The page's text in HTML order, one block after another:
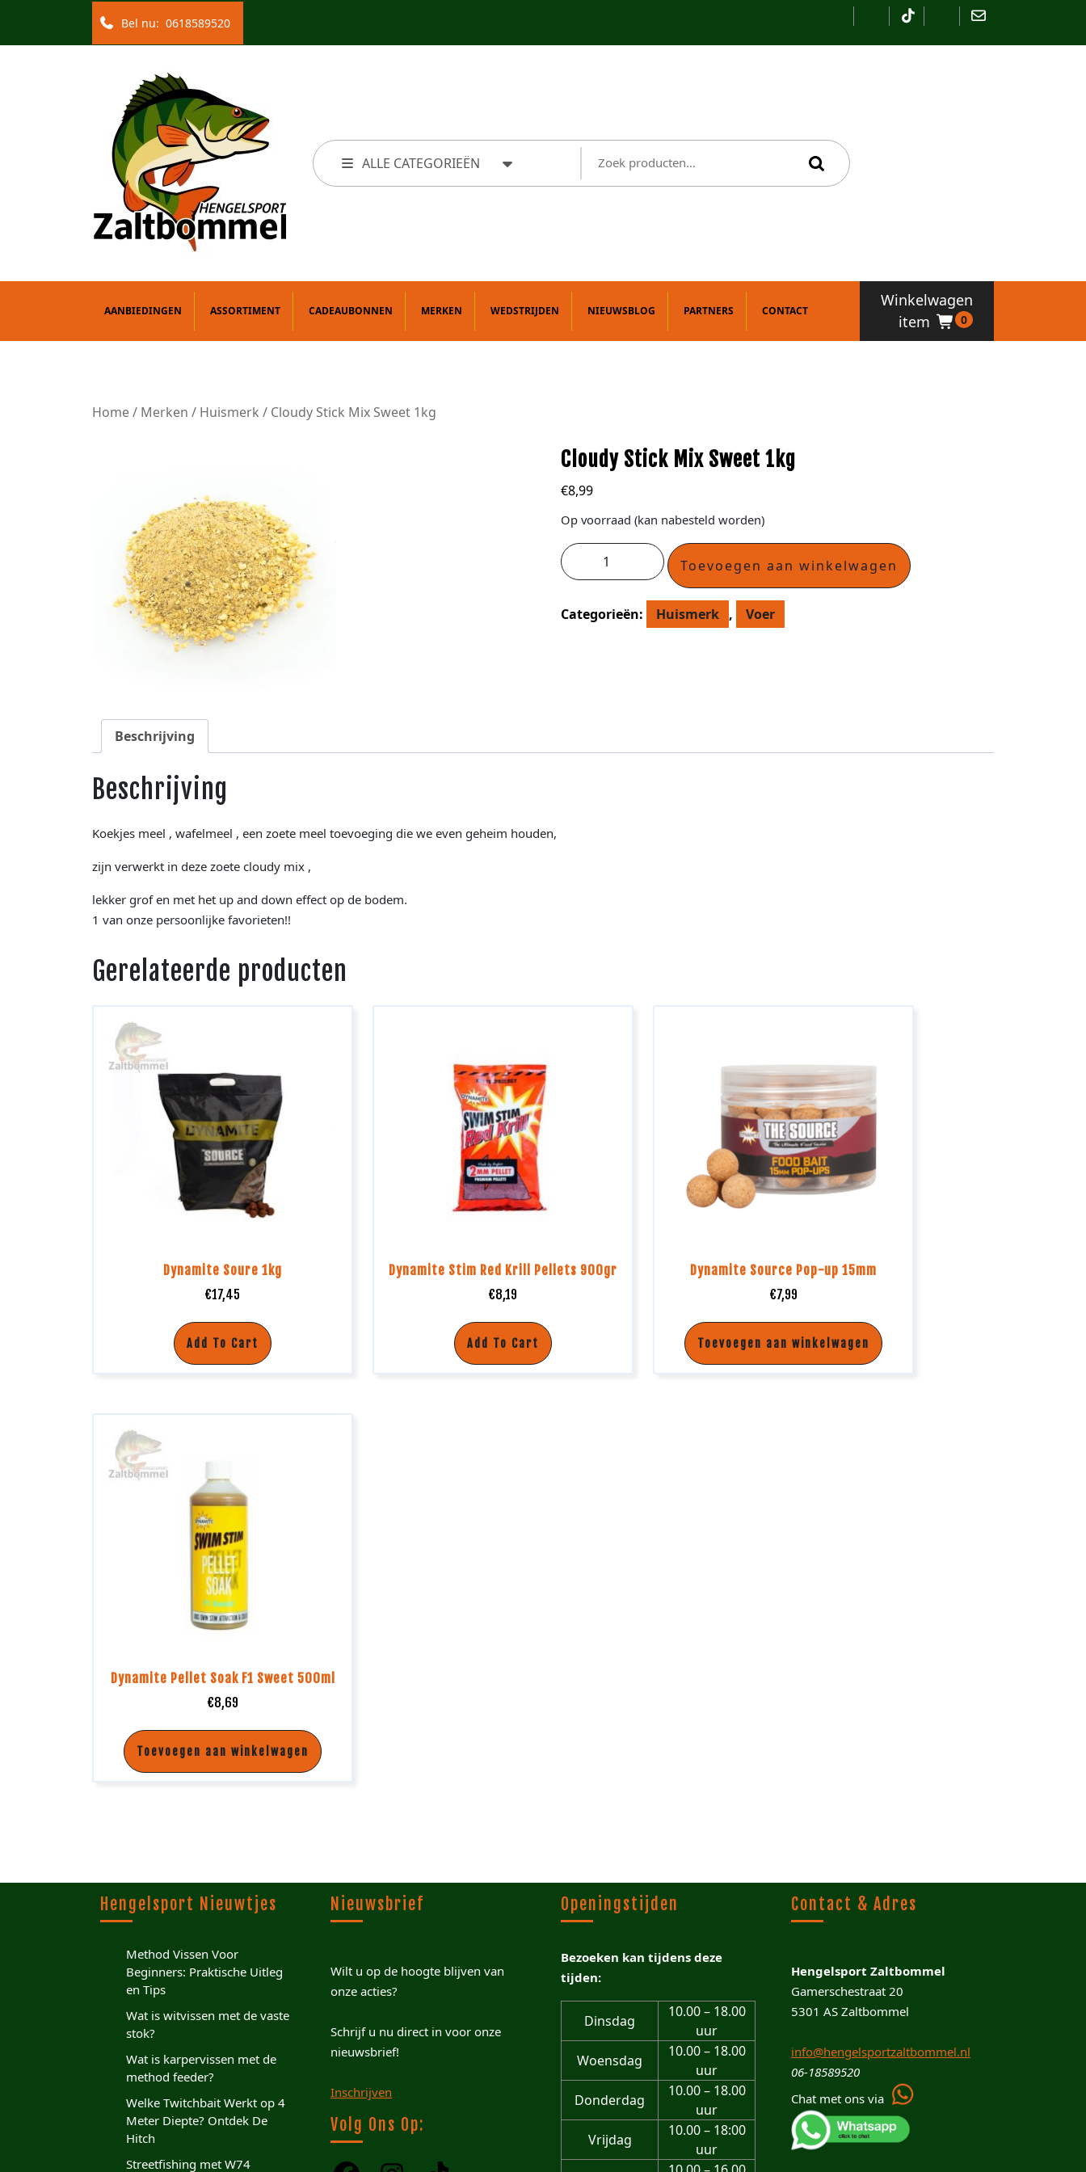
Bel nu: 0618589520
ALLE CATEGORIEËN
AANBIEDINGEN ASSORTIMENT CADEAUBONNEN MERKEN WEDSTRIJDEN NIEUWSBLOG PARTNERS CONTACT
Winkelwagen
item
0
Home/ Merken / Huismerk / Cloudy Stick Mix Sweet 1kg
Cloudy Stick Mix Sweet 1kg
€8,99
Op voorraad (kan nabesteld worden)
Toevoegen aan winkelwagen
Categorieën: Huismerk , Voer
Beschrijving
Beschrijving
Koekjes meel , wafelmeel , een zoete meel toevoeging die we even geheim houden,
zijn verwerkt in deze zoete cloudy mix ,
lekker grof en met het up and down effect op de bodem.
1 van onze persoonlijke favorieten!!
Gerelateerde producten
Dynamite Soure 1kg
€17,45
Add To Cart
Dynamite Stim Red Krill Pellets 900gr
€8,19
Add To Cart
Dynamite Source Pop-up 15mm
€7,99
Toevoegen aan winkelwagen
Dynamite Pellet Soak F1 Sweet 500ml
€8,69
Toevoegen aan winkelwagen
Hengelsport Nieuwtjes
Method Vissen Voor
Beginners: Praktische Uitleg
en Tips
Wat is witvissen met de vaste
stok?
Wat is karpervissen met de
method feeder?
Welke Twitchbait Werkt op 4
Meter Diepte? Ontdek De
Hitch
Streetfishing met W74
Nieuwsbrief
Wilt u op de hoogte blijven van
onze acties?
Schrijf u nu direct in voor onze
nieuwsbrief!
Inschrijven
Volg Ons Op:
Openingstijden
Bezoeken kan tijdens deze
tijden:
Dinsdag
10.00 – 18.00
uur
Woensdag
10.00 – 18.00
uur
Donderdag
10.00 – 18.00
uur
Vrijdag
10.00 – 18:00
uur
Contact & Adres
Hengelsport Zaltbommel
Gamerschestraat 20
5301 AS Zaltbommel
info@hengelsportzaltbommel.nl
06-18589520
Chat met ons via